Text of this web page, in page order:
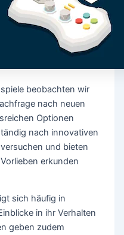
beobachten wir
nach neuen
Optionen
nach innovativen
und bieten
erkunden
sich häufig in
in ihr Verhalten
geben zudem